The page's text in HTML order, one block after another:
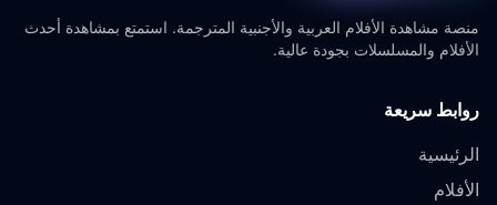
منصة مشاهدة الأفلام العربية والأجنبية المترجمة. استمتع بمشاهدة أحدث
الأفلام والمسلسلات بجودة عالية.
روابط سريعة
الرئيسية
الأفلام